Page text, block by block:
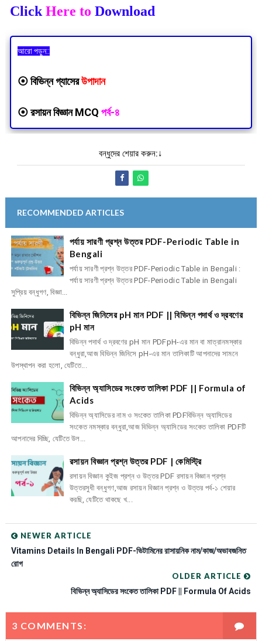
Click Here to Download
আরো পড়ুন::
⦿বিভিন্ন গ্যাসেরউপাদান
⦿রসায়ন বিজ্ঞান MCQ পর্ব-৪
বন্ধুদের শেয়ার করুন:↓
RECOMMENDED ARTICLES
পর্যায় সারণী প্রশ্ন উত্তর PDF-Periodic Table in
Bengali
পর্যায় সারণী প্রশ্ন উত্তর PDF-Periodic Table in Bengali :
পর্যায় সারণী প্রশ্ন উত্তর PDF-Periodic Table in Bengali
সুপ্রিয় বন্ধুগণ, বিজ্ঞা...
বিভিন্ন জিনিসের pH মান PDF || বিভিন্ন পদার্থ ও দ্রবণের
pH মান
বিভিন্ন পদার্থ ও দ্রবণের pH মান PDFpH-এর মান বা মাত্রানমস্কার
বন্ধুরা,আজ বিভিন্ন জিনিসে pH-এর মান তালিকাটি আপনাদের সামনে
উপস্থাপন করা হলো, যেটিতে...
বিভিন্ন অ্যাসিডের সংকেত তালিকা PDF || Formula of
Acids
বিভিন্ন অ্যাসিডের নাম ও সংকেত তালিকা PDFবিভিন্ন অ্যাসিডের
সংকেত নমস্কার বন্ধুরা,আজ বিভিন্ন অ্যাসিডের সংকেত তালিকা PDFটি
আপনাদের দিচ্ছি, যেটিতে উল...
রসায়ন বিজ্ঞান প্রশ্ন উত্তর PDF | কেমিস্ট্রি
রসায়ন বিজ্ঞান কুইজ প্রশ্ন ও উত্তর PDF রসায়ন বিজ্ঞান প্রশ্ন
উত্তরসুধী বন্ধুগণ,আজ রসায়ন বিজ্ঞান প্রশ্ন ও উত্তর পর্ব-১ শেয়ার
করছি, যেটিতে থাকছে খ...
NEWER ARTICLE
Vitamins Details In Bengali PDF-ভিটামিনের রাসায়নিক নাম/কাজ/অভাবজনিত
রোগ
OLDER ARTICLE
বিভিন্ন অ্যাসিডের সংকেত তালিকা PDF || Formula Of Acids
3 COMMENTS: